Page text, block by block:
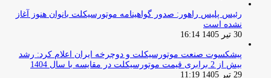
رئیس پلیس راهور: صدور گواهینامه موتورسیکلت بانوان هنوز آغاز
نشده است
30 تیر 1405 16:14
پیشکسوت صنعت موتورسیکلت و دوچرخه ایران اعلام کرد: رشد
بیش از 2 برابری قیمت موتورسیکلت در مقایسه با سال 1404
29 تیر 1405 11:19